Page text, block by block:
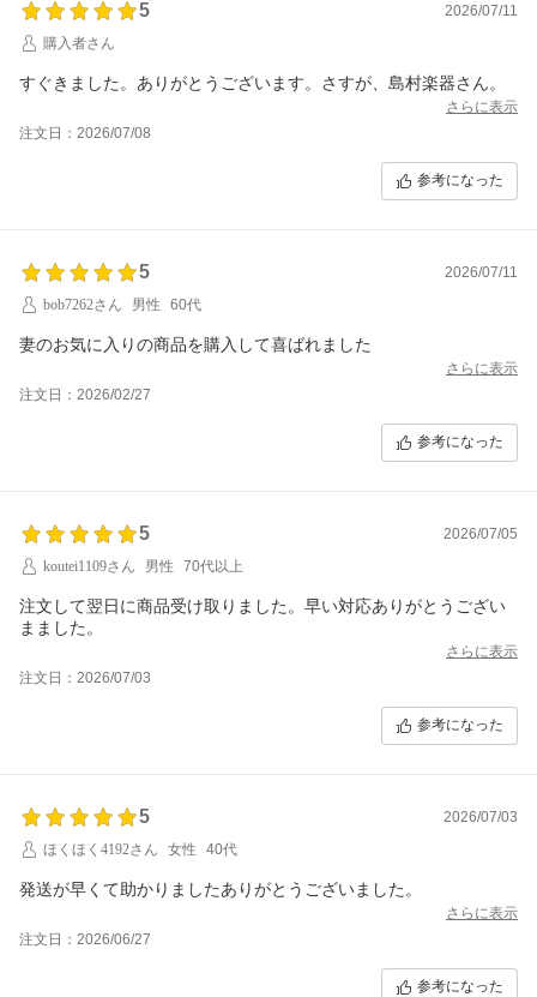
5
2026/07/11
購入者さん
すぐきました。ありがとうございます。さすが、島村楽器さん。
さらに表示
注文日：2026/07/08
参考になった
5
2026/07/11
bob7262さん
男性 60代
妻のお気に入りの商品を購入して喜ばれました
さらに表示
注文日：2026/02/27
参考になった
5
2026/07/05
koutei1109さん
男性 70代以上
注文して翌日に商品受け取りました。早い対応ありがとうござい
さらに表示
注文日：2026/07/03
参考になった
5
2026/07/03
ほくほく4192さん
女性 40代
発送が早くて助かりましたありがとうございました。
さらに表示
注文日：2026/06/27
参考になった